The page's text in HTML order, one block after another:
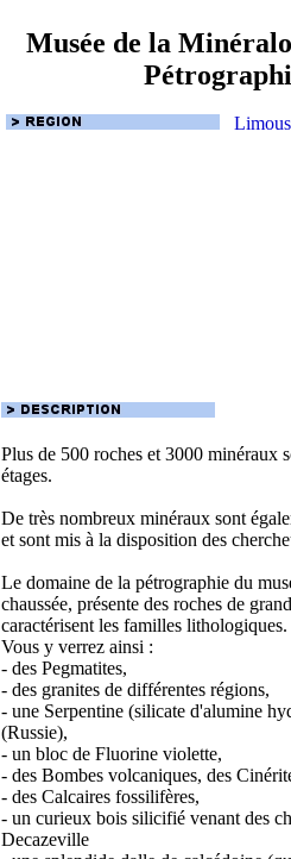
Musée de la
Plus de 500 roches et 3000 minéraux
étages.
De très nombreux minéraux sont
et sont mis à la disposition des
Le domaine de la pétrographie du
chaussée, présente des roches de
caractérisent les familles lithologiques.
Vous y verrez ainsi :
- des Pegmatites,
- des granites de différentes régions,
- une Serpentine (silicate d'alumine
(Russie),
- un bloc de Fluorine violette,
- des Bombes volcaniques, des
- des Calcaires fossilifères,
- un curieux bois silicifié venant des
Decazeville